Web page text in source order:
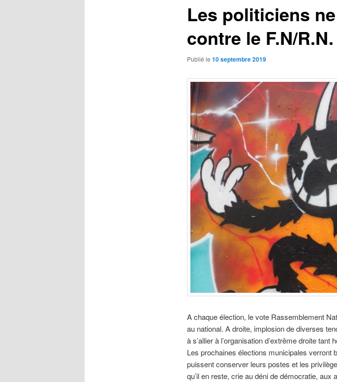
Les politiciens
contre le F.N/R.N.
Publié le 10 septembre 2019
A chaque élection, le vote Rassemblement
au national. A droite, implosion de diverses
à s’allier à l’organisation d’extrême droite
Les prochaines élections municipales verront
puissent conserver leurs postes et les
qu’il en reste, crie au déni de démocratie,